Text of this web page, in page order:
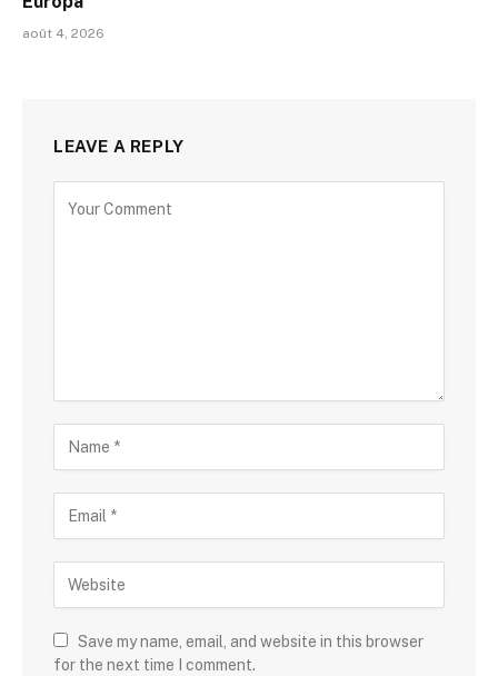
août 4, 2026
LEAVE A REPLY
Save my name, email, and website in this browser
for the next time I comment.